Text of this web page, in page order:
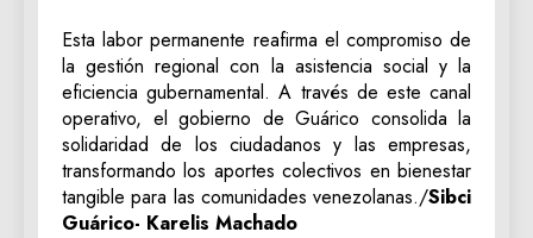
Esta labor permanente reafirma el compromiso de
la gestión regional con la asistencia social y la
eficiencia gubernamental. A través de este canal
operativo, el gobierno de Guárico consolida la
solidaridad de los ciudadanos y las empresas,
transformando los aportes colectivos en bienestar
tangible para las comunidades venezolanas./Sibci
Guárico- Karelis Machado